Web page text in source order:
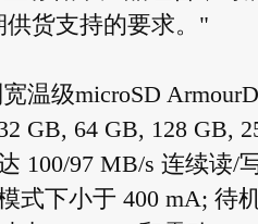
供货支持的要求。"
温级microSD
GB, 64 GB, 128 GB,
100/97 MB/s 连续读/
式下小于 400 mA; 待